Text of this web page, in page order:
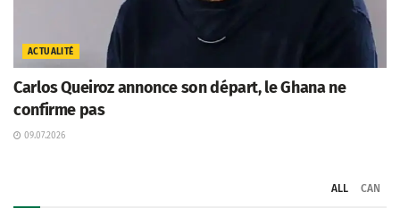
ACTUALITÉ
Carlos Queiroz annonce son départ, le Ghana ne
confirme pas
09.07.2026
ALL CAN